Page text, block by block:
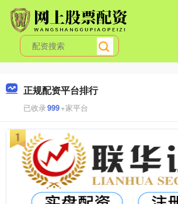
正规配资平台排行
已收录999+家平台